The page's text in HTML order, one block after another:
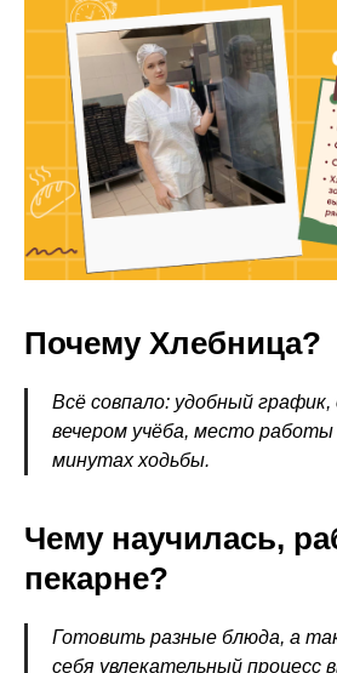
Почему Хлебница?
Всё совпало: удобный
вечером учёба, место работы
минутах ходьбы.
Чему научилась,
пекарне?
Готовить разные блюда, а
себя увлекательный процесс